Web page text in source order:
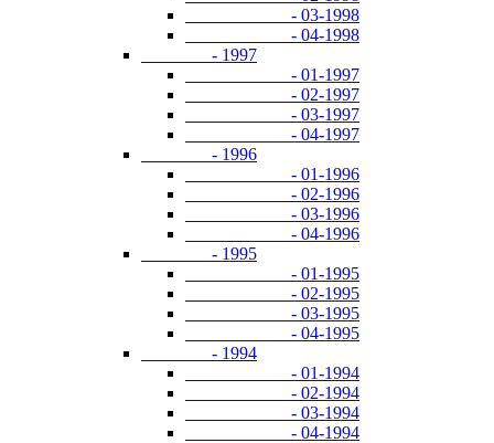
- 03-1998
- 04-1998
- 1997
- 01-1997
- 02-1997
- 03-1997
- 04-1997
- 1996
- 01-1996
- 02-1996
- 03-1996
- 04-1996
- 1995
- 01-1995
- 02-1995
- 03-1995
- 04-1995
- 1994
- 01-1994
- 02-1994
- 03-1994
- 04-1994